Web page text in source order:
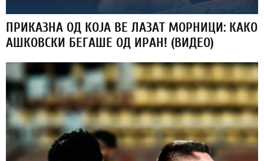
ПРИКАЗНА ОД КОЈА ВЕ ЛАЗАТ МОРНИЦИ: КАКО
АШКОВСКИ БЕГАШЕ ОД ИРАН! (ВИДЕО)